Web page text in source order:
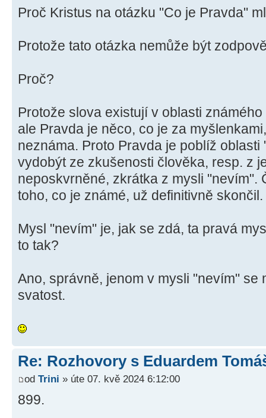
Proč Kristus na otázku "Co je Pravda"
Protože tato otázka nemůže být
Proč?
Protože slova existují v oblasti
ale Pravda je něco, co je za
neznáma. Proto Pravda je poblíž
vydobýt ze zkušenosti člověka, resp. z
neposkvrněné, zkrátka z mysli "nevím".
toho, co je známé, už definitivně skončil.
Mysl "nevím" je, jak se zdá, ta pravá
to tak?
Ano, správně, jenom v mysli "nevím" se
svatost.
Re: Rozhovory s Eduardem
od Trini » úte 07. kvě 2024 6:12:00
899.